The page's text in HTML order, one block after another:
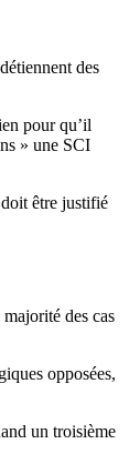
des
pour qu’il
» une SCI
être justifié
des cas
opposées,
un troisième